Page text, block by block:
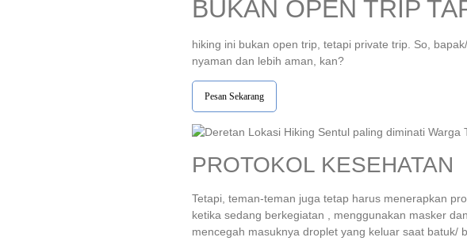
BUKAN OPEN TRIP
hiking ini bukan open trip, tetapi private trip. So,
nyaman dan lebih aman, kan?
Pesan Sekarang
PROTOKOL KESEHATAN
Tetapi, teman-teman juga tetap harus menerapkan
ketika sedang berkegiatan , menggunakan masker
mencegah masuknya droplet yang keluar saat batuk/